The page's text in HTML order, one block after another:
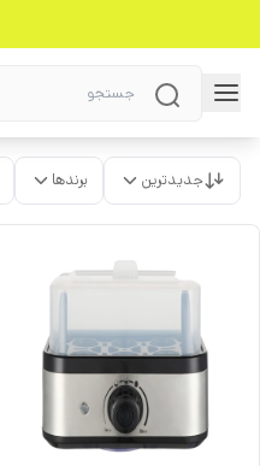
جدیدترین برندها